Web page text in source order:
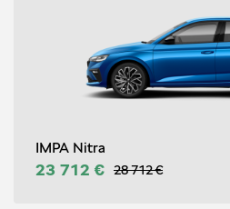
IMPA Nitra
23 712 € 28 712 €